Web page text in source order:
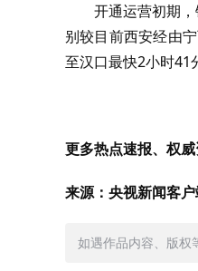
开通运营初期
别较目前西安经由
至汉口最快2小时41
更多热点速报、权
来源：央视新闻客
如遇作品内容、版权